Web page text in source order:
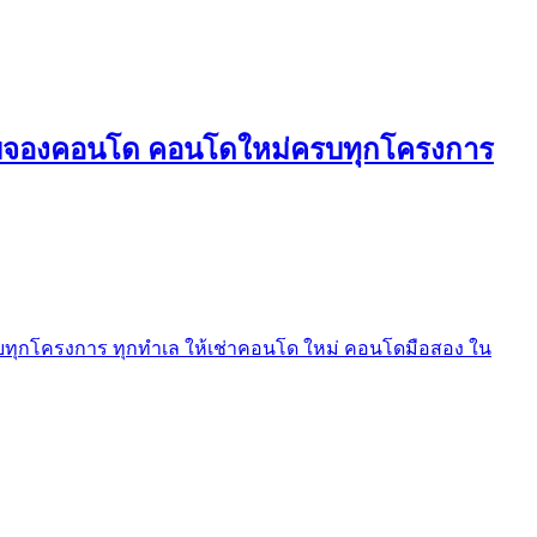
องคอนโด คอนโดใหม่ครบทุกโครงการ
โครงการ ทุกทำเล ให้เช่าคอนโด ใหม่ คอนโดมือสอง ใน